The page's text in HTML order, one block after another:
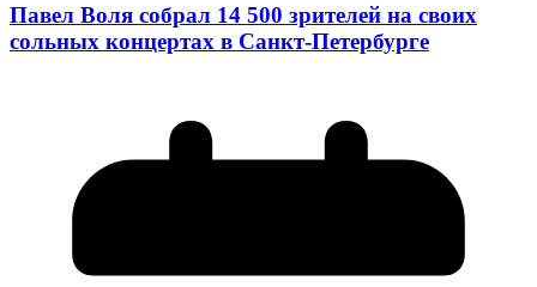
Павел Воля собрал 14 500 зрителей на своих
сольных концертах в Санкт-Петербурге